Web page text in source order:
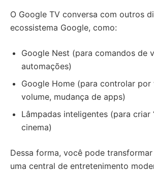
O Google TV conversa com outros
ecossistema Google, como:
Google Nest (para comandos de
automações)
Google Home (para controlar por
volume, mudança de apps)
Lâmpadas inteligentes (para criar
cinema)
Dessa forma, você pode transformar
uma central de entretenimento